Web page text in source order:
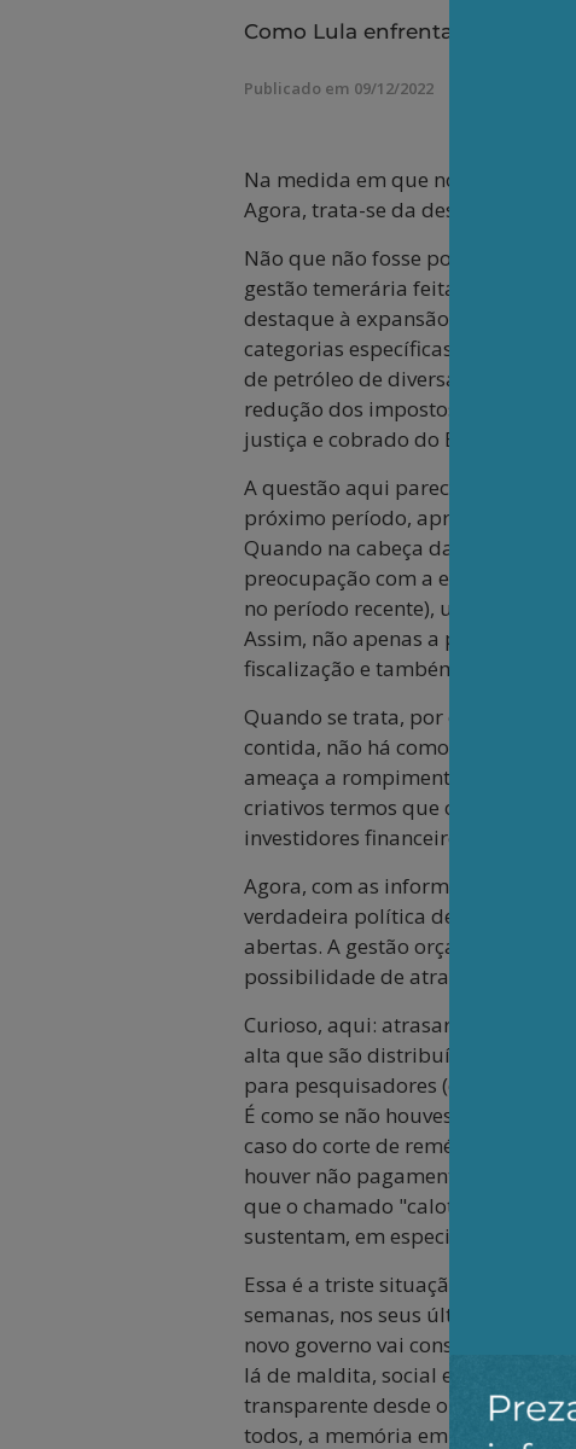
Como Lula enfrentará a terra
Publicado em 09/12/2022
Na medida em que nos
Agora, trata-se da destruição do
Não que não fosse possível
gestão temerária feita no
destaque à expansão acelerada
categorias específicas, como
de petróleo de diversas maneiras
redução dos impostos dos
justiça e cobrado do Executivo
A questão aqui parece ser outra,
próximo período, apresentada no
Quando na cabeça da gestão
preocupação com a expansão de
no período recente), uma vez
Assim, não apenas a
fiscalização e também na grande
Quando se trata, por outro lado,
contida, não há como sustentar,
ameaça a rompimento de
criativos termos que caem muito
investidores financeiros – longe
Agora, com as informações
verdadeira política de terra
abertas. A gestão orçamentária
possibilidade de atraso no
Curioso, aqui: atrasar o
alta que são distribuídos pelo
para pesquisadores (como está
É como se não houvesse uma
caso do corte de remédios de
houver não pagamento de
que o chamado "calote" é
sustentam, em especial na mídia.
Essa é a triste situação que está
semanas, nos seus últimos dias,
novo governo vai conseguir
lá de maldita, social e
transparente desde o início do
todos, a memória em geral é